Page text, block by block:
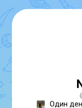
Один